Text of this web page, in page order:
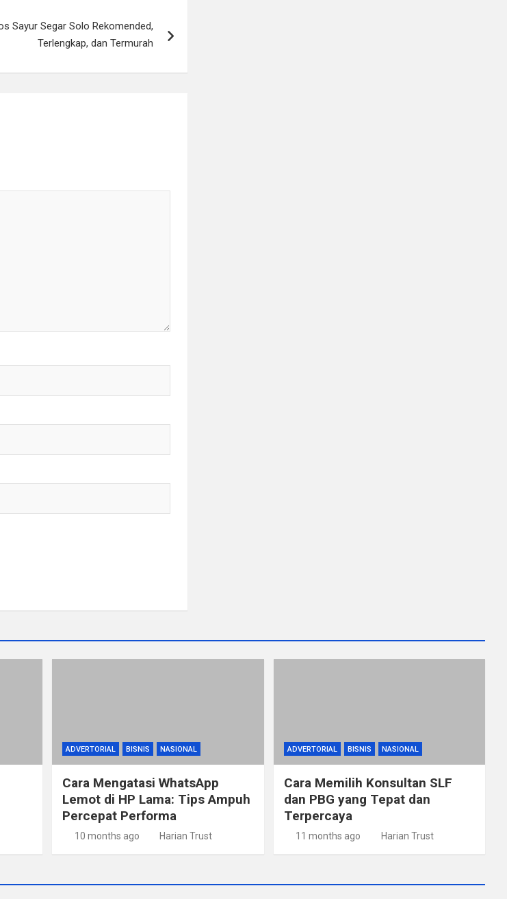
Sayur Segar Solo Rekomended,
Terlengkap, dan Termurah
ADVERTORIAL BISNIS NASIONAL
Cara Mengatasi WhatsApp
Lemot di HP Lama: Tips Ampuh
Percepat Performa
10 months ago Harian Trust
ADVERTORIAL BISNIS NASIONAL
Cara Memilih Konsultan SLF
dan PBG yang Tepat dan
Terpercaya
11 months ago Harian Trust